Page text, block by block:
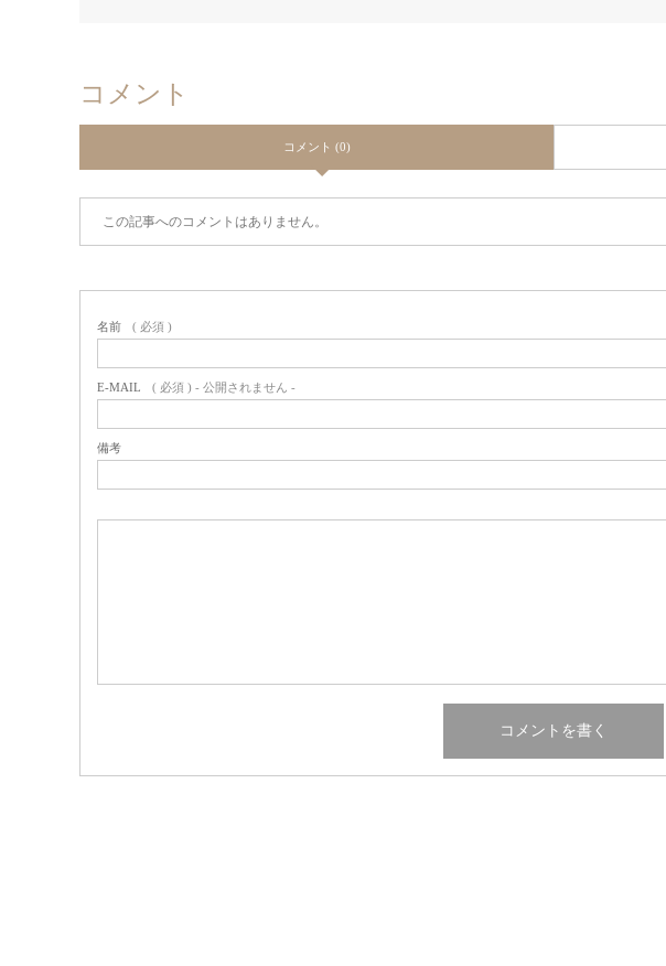
コメント
コメント (0)
この記事へのコメントはありません。
名前 ( 必須 )
E-MAIL ( 必須 ) - 公開されません -
備考